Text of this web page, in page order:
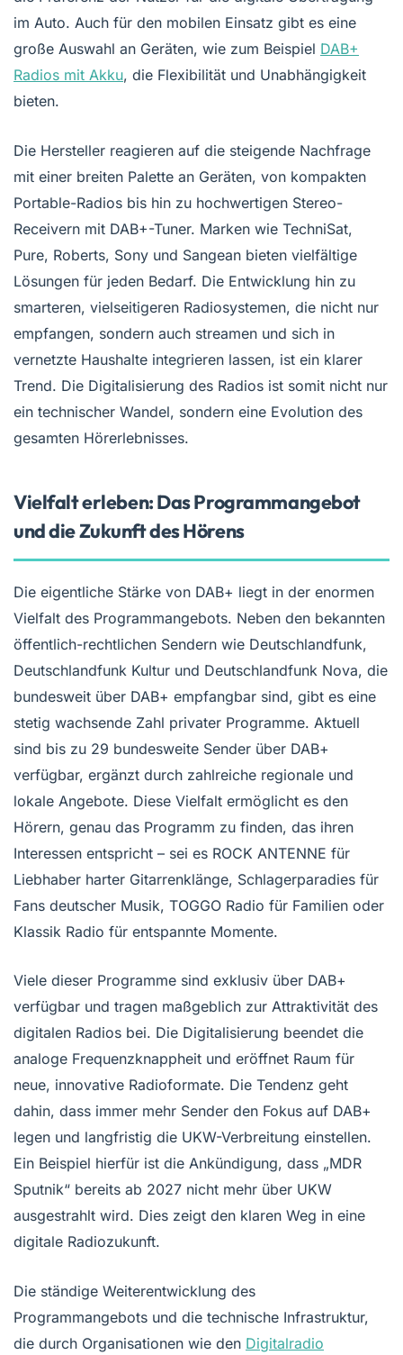
im Auto. Auch für den mobilen Einsatz gibt es eine
große Auswahl an Geräten, wie zum Beispiel DAB+
Radios mit Akku, die Flexibilität und Unabhängigkeit
bieten.
Die Hersteller reagieren auf die steigende Nachfrage
mit einer breiten Palette an Geräten, von kompakten
Portable-Radios bis hin zu hochwertigen Stereo-
Receivern mit DAB+-Tuner. Marken wie TechniSat,
Pure, Roberts, Sony und Sangean bieten vielfältige
Lösungen für jeden Bedarf. Die Entwicklung hin zu
smarteren, vielseitigeren Radiosystemen, die nicht nur
empfangen, sondern auch streamen und sich in
vernetzte Haushalte integrieren lassen, ist ein klarer
Trend. Die Digitalisierung des Radios ist somit nicht nur
ein technischer Wandel, sondern eine Evolution des
gesamten Hörerlebnisses.
Vielfalt erleben: Das Programmangebot
und die Zukunft des Hörens
Die eigentliche Stärke von DAB+ liegt in der enormen
Vielfalt des Programmangebots. Neben den bekannten
öffentlich-rechtlichen Sendern wie Deutschlandfunk,
Deutschlandfunk Kultur und Deutschlandfunk Nova, die
bundesweit über DAB+ empfangbar sind, gibt es eine
stetig wachsende Zahl privater Programme. Aktuell
sind bis zu 29 bundesweite Sender über DAB+
verfügbar, ergänzt durch zahlreiche regionale und
lokale Angebote. Diese Vielfalt ermöglicht es den
Hörern, genau das Programm zu finden, das ihren
Interessen entspricht – sei es ROCK ANTENNE für
Liebhaber harter Gitarrenklänge, Schlagerparadies für
Fans deutscher Musik, TOGGO Radio für Familien oder
Klassik Radio für entspannte Momente.
Viele dieser Programme sind exklusiv über DAB+
verfügbar und tragen maßgeblich zur Attraktivität des
digitalen Radios bei. Die Digitalisierung beendet die
analoge Frequenzknappheit und eröffnet Raum für
neue, innovative Radioformate. Die Tendenz geht
dahin, dass immer mehr Sender den Fokus auf DAB+
legen und langfristig die UKW-Verbreitung einstellen.
Ein Beispiel hierfür ist die Ankündigung, dass „MDR
Sputnik“ bereits ab 2027 nicht mehr über UKW
ausgestrahlt wird. Dies zeigt den klaren Weg in eine
digitale Radiozukunft.
Die ständige Weiterentwicklung des
Programmangebots und die technische Infrastruktur,
die durch Organisationen wie den Digitalradio